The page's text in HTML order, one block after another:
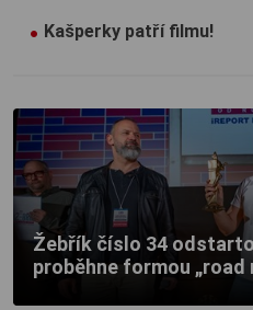
Kašperky patří filmu!
Žebřík číslo 34
proběhne formou „road